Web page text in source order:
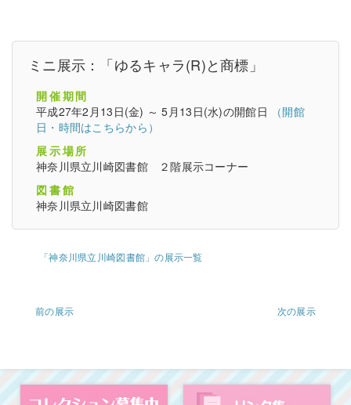
ミニ展示：「ゆるキャラ(R)と商標」
開催期間
平成27年2月13日(金) ～ 5月13日(水)の開館日
（開館
日・時間はこちらから）
展示場所
神奈川県立川崎図書館 ２階展示コーナー
図書館
神奈川県立川崎図書館
「神奈川県立川崎図書館」の展示一覧
前の展示 次の展示
コレクション募集中